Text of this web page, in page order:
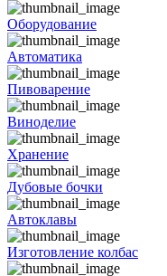
Оборудование
Автоматика
Пивоварение
Виноделие
Хранение
Дубовые бочки
Автоклавы
Изготовление колбас